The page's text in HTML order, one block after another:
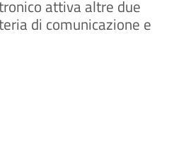
attiva altre due
di comunicazione e